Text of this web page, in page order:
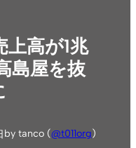
高が1兆
島屋を抜
by tanco (@t011org)